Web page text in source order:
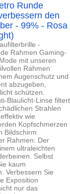
Runde
den
- 99% - Rosa
-
Rahmen Gaming-
mit unseren
Rahmen
Augenschutz und
abzugeben,
schützen.
Blaulicht-Linse filtert
Strahlen
wie
Kopfschmerzen
Bildschirm
Rahmen: Der
ultraleichten
Selbst
kaum
Verbessern Sie
Exposition
nur das